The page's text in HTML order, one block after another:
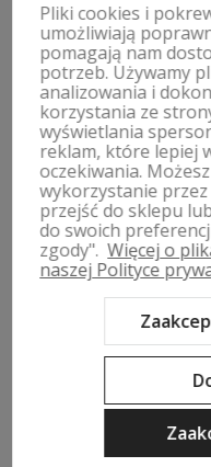
ZWROTY, WYMIANY |
MOJE KONTO
PŁATNOŚCI I DOSTAWA
INFORMACJE
O NAS
Sklep internetowy Shoper
od
Pliki cookies i
umożliwiają
pomagają nam
potrzeb. Używamy
analizowania i
korzystania ze
wyświetlania
reklam, które lepiej
oczekiwania.
wykorzystanie
przejść do sklepu
do swoich
zgody". Więcej o
naszej Polityce